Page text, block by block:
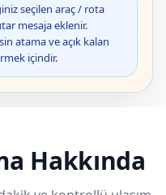
seçilen araç / rota
mesaja eklenir.
atama ve açık kalan
içindir.
Hakkında